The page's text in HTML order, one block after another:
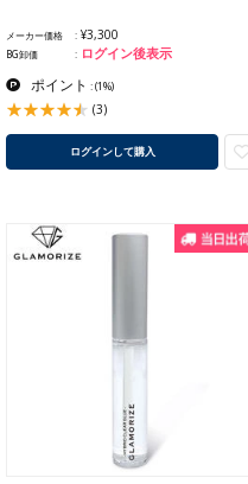
メーカー価格 ¥3,300
BG卸価 ログイン後表示
ポイント :(1%)
(3)
ログインして購入